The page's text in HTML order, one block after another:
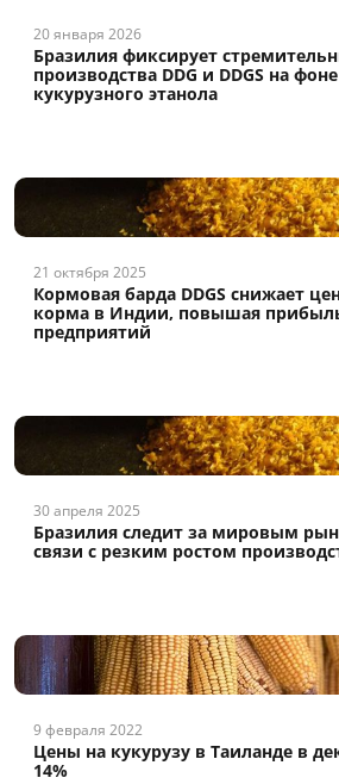
20 января 2026
Бразилия фиксирует
производства DDG и DDGS на
кукурузного этанола
21 октября 2025
Кормовая барда DDGS снижает
корма в Индии, повышая
предприятий
30 апреля 2025
Бразилия следит за мировым
связи с резким ростом
9 февраля 2022
Цены на кукурузу в Таиланде в
14%